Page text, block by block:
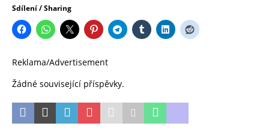
Sdílení / Sharing
Reklama/Advertisement
Žádné související příspěvky.